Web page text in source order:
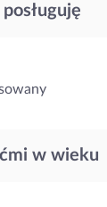
w wieku